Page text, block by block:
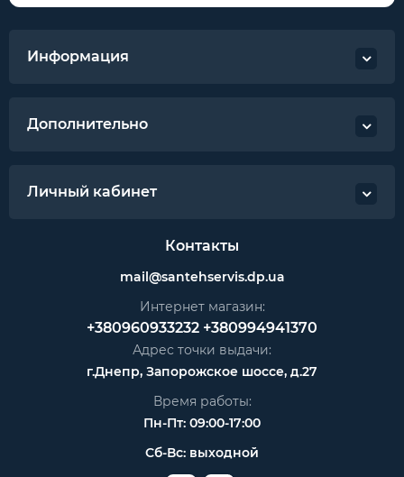
Информация
Дополнительно
Личный кабинет
Контакты
mail@santehservis.dp.ua
Интернет магазин:
+380960933232 +380994941370
Адрес точки выдачи:
г.Днепр, Запорожское шоссе, д.27
Время работы:
Пн-Пт: 09:00-17:00
Сб-Вс: выходной